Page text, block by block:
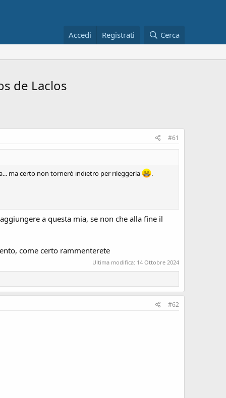
Accedi Registrati Cerca
de Laclos
#61
ma certo non tornerò indietro per rileggerla .
a questa mia, se non che alla fine il
come certo rammenterete
Ultima modifica: 14 Ottobre 2024
#62